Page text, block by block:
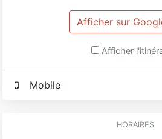
Afficher sur
Afficher
Mobile
HORAIRES